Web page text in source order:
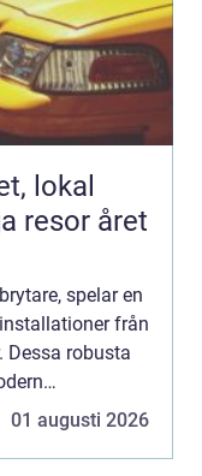
resor året
spelar en
från
Dessa robusta
01 augusti 2026